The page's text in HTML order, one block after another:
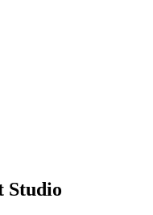
Studio